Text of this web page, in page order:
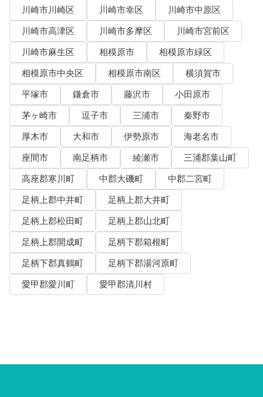
川崎市川崎区
川崎市幸区
川崎市中原区
川崎市高津区
川崎市多摩区
川崎市宮前区
川崎市麻生区
相模原市
相模原市緑区
相模原市中央区
相模原市南区
横須賀市
平塚市
鎌倉市 藤沢市
小田原市
茅ヶ崎市
逗子市 三浦市
秦野市
厚木市
大和市 伊勢原市
海老名市
座間市
南足柄市 綾瀬市
三浦郡葉山町
高座郡寒川町
中郡大磯町
中郡二宮町
足柄上郡中井町
足柄上郡大井町
足柄上郡松田町
足柄上郡山北町
足柄上郡開成町
足柄下郡箱根町
足柄下郡真鶴町
足柄下郡湯河原町
愛甲郡愛川町
愛甲郡清川村